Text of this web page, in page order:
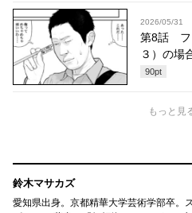
2026/05/31
第8話 フ
３）の場
90pt
もっと見
鈴木マサカズ
愛知県出身。京都精華大学芸術学部卒。